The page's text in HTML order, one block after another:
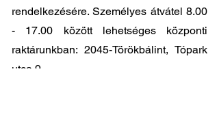
rendelkezésére. Személyes átvátel 8.00
- 17.00 között lehetséges központi
raktárunkban: 2045-Törökbálint, Tópark
utca 9.